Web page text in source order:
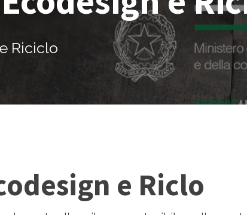
Riciclo
e Riclo